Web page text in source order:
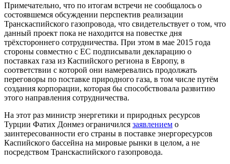
Примечательно, что по итогам встречи не сообщалось о
состоявшемся обсуждении перспектив реализации
Транскаспийского газопровода, что свидетельствует о том, что
данный проект пока не находится на повестке дня
трёхстороннего сотрудничества. При этом в мае 2015 года
стороны совместно с ЕС подписывали декларацию о
поставках газа из Каспийского региона в Европу, в
соответствии с которой они намеревались продолжать
переговоры по поставке природного газа, в том числе путём
создания корпорации, которая бы способствовала развитию
этого направления сотрудничества.
На этот раз министр энергетики и природных ресурсов
Турции Фатих Донмез ограничился заявлением о
заинтересованности его страны в поставке энергоресурсов
Каспийского бассейна на мировые рынки в целом, а не
посредством Транскаспийского газопровода.